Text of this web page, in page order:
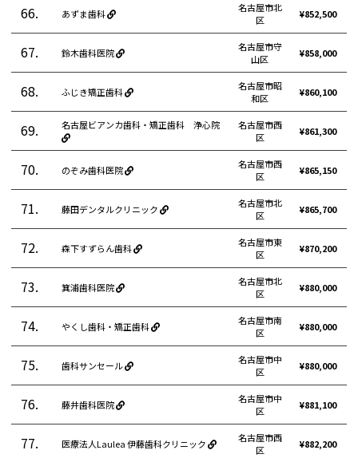
66. あずま歯科
名古屋市北
区
¥852,500
67. 鈴木歯科医院
名古屋市守
山区
¥858,000
68. ふじき矯正歯科
名古屋市昭
和区
¥860,100
69. 名古屋ビアンカ歯科・矯正歯科 浄心院
名古屋市西
区
¥861,300
70. のぞみ歯科医院
名古屋市西
区
¥865,150
71. 藤田デンタルクリニック
名古屋市北
区
¥865,700
72. 森下すずらん歯科
名古屋市東
区
¥870,200
73. 箕浦歯科医院
名古屋市北
区
¥880,000
74. やくし歯科・矯正歯科
名古屋市南
区
¥880,000
75. 歯科サンセール
名古屋市中
区
¥880,000
76. 藤井歯科医院
名古屋市中
区
¥881,100
77. 医療法人Laulea 伊藤歯科クリニック
名古屋市西
区
¥882,200